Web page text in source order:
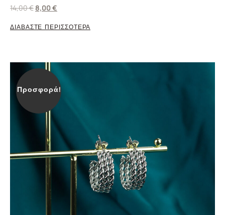
14,00€ 8,00€
ΔΙΑΒΑΣΤΕ ΠΕΡΙΣΣΟΤΕΡΑ
Προσφορά!